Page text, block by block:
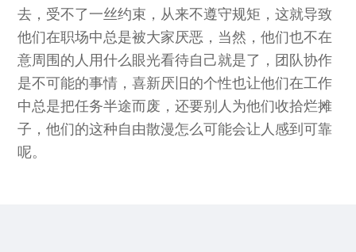
去，受不了一丝约束，从来不遵守规矩，这就导致
他们在职场中总是被大家厌恶，当然，他们也不在
意周围的人用什么眼光看待自己就是了，团队协作
是不可能的事情，喜新厌旧的个性也让他们在工作
中总是把任务半途而废，还要别人为他们收拾烂摊
子，他们的这种自由散漫怎么可能会让人感到可靠
呢。